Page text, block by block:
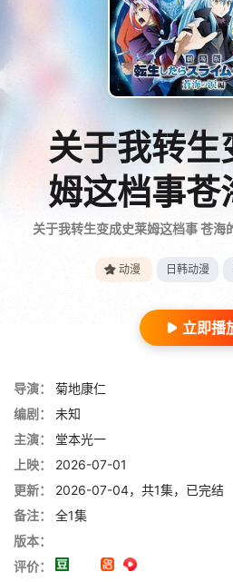
关于我转生
姆这档事苍
动漫 日韩动漫
立即播
导演：
菊地康仁
编剧：
未知
主演：
堂本光一
上映：
2026-07-01
更新：
2026-07-04，共1集，已完结
备注：
全1集
版本：
评价：